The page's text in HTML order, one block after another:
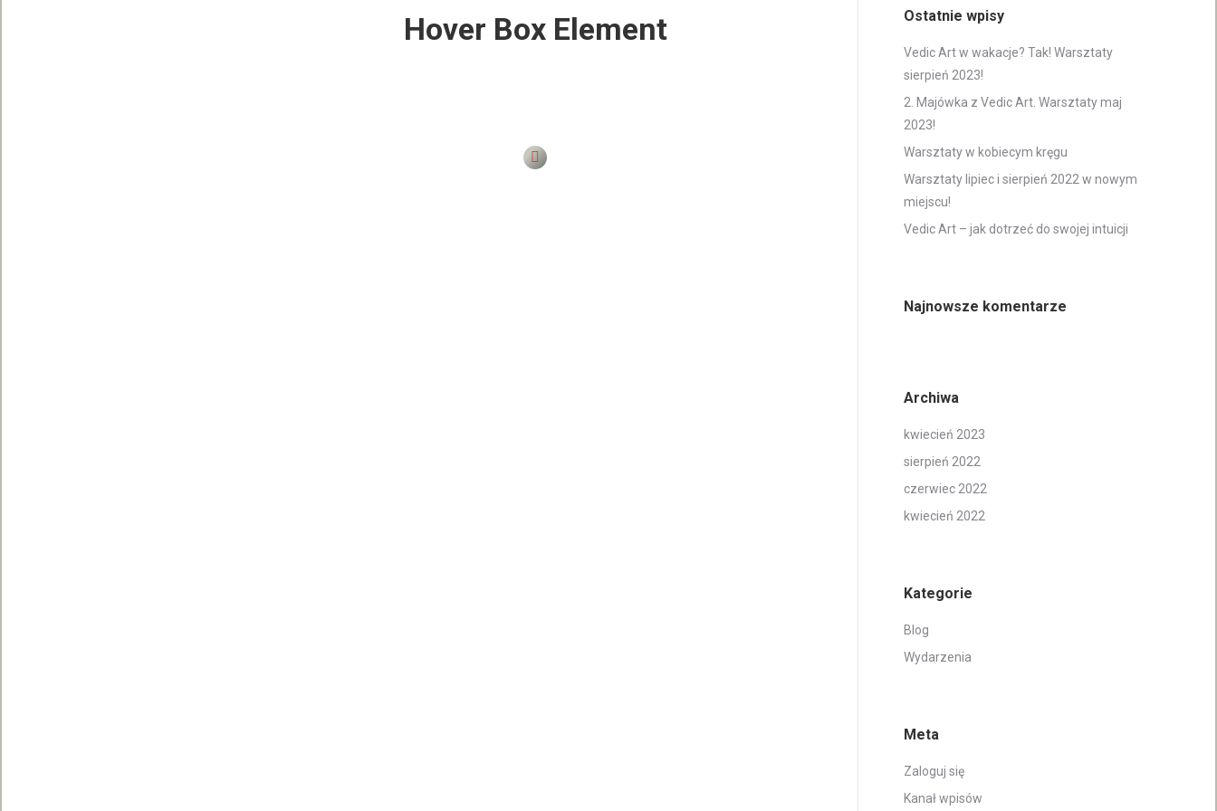
Hover Box Element
Click edit button to change this text. Lorem ipsum dolor sit amet, consectetur
Ostatnie wpisy
Vedic Art w wakacje? Tak! Warsztaty
sierpień 2023!
2. Majówka z Vedic Art. Warsztaty maj
2023!
Warsztaty w kobiecym kręgu
Warsztaty lipiec i sierpień 2022 w nowym
miejscu!
Vedic Art – jak dotrzeć do swojej intuicji
Najnowsze komentarze
Archiwa
kwiecień 2023
sierpień 2022
czerwiec 2022
kwiecień 2022
Kategorie
Blog
Wydarzenia
Meta
Zaloguj się
Kanał wpisów